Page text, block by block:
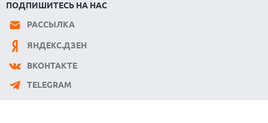
ПОДПИШИТЕСЬ НА НАС
РАССЫЛКА
ЯНДЕКС.ДЗЕН
ВКОНТАКТЕ
TELEGRAM